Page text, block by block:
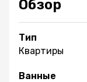
Обзор
Тип
Квартиры
Ванные